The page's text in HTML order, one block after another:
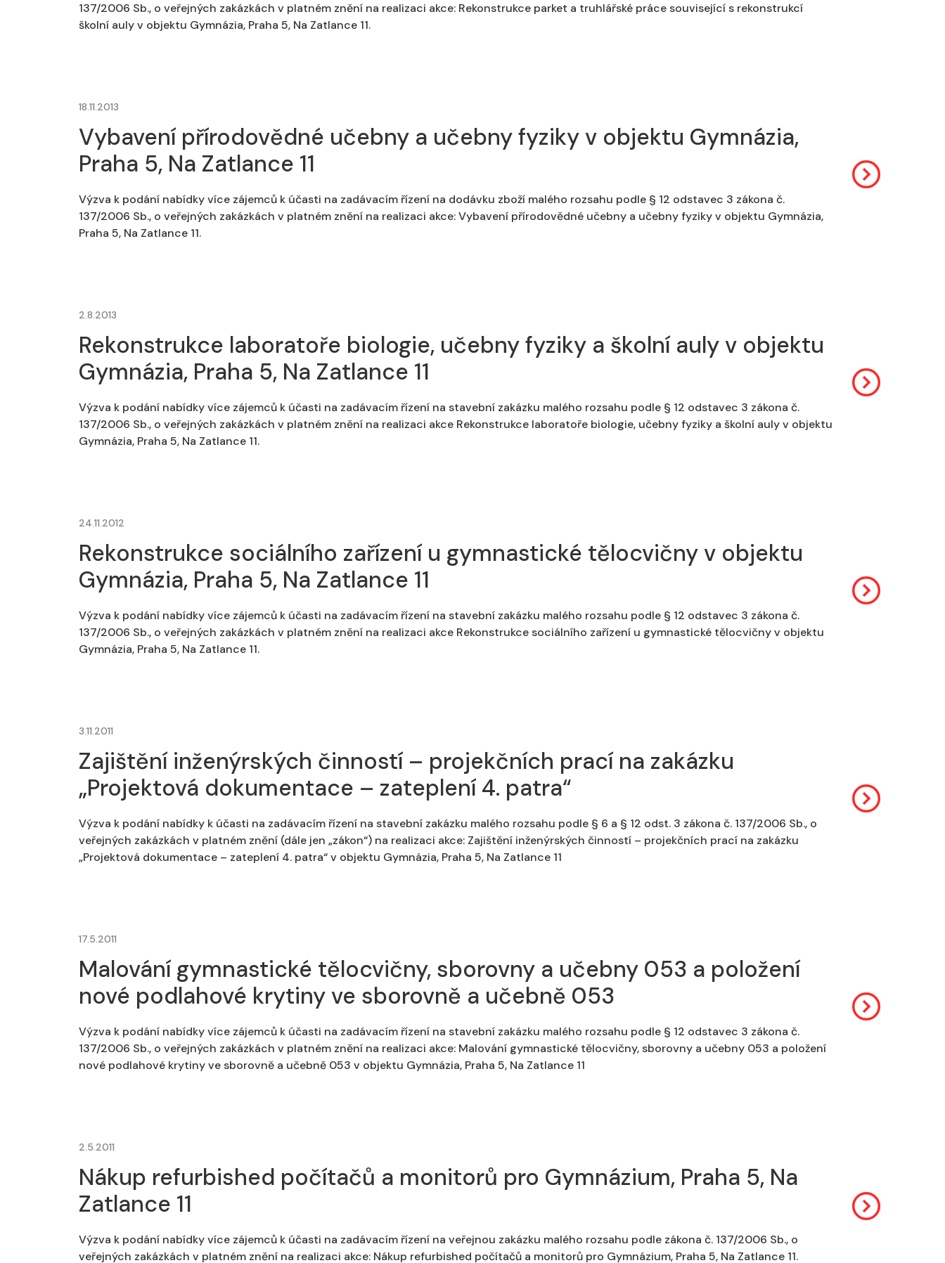
137/2006 Sb., o veřejných zakázkách v platném znění na realizaci akce: Rekonstrukce parket a truhlářské práce související s rekonstrukcí
školní auly v objektu Gymnázia, Praha 5, Na Zatlance 11.
18.11.2013
Vybavení přírodovědné učebny a učebny fyziky v objektu Gymnázia,
Praha 5, Na Zatlance 11
Výzva k podání nabídky více zájemců k účasti na zadávacím řízení na dodávku zboží malého rozsahu podle § 12 odstavec 3 zákona č.
137/2006 Sb., o veřejných zakázkách v platném znění na realizaci akce: Vybavení přírodovědné učebny a učebny fyziky v objektu Gymnázia,
Praha 5, Na Zatlance 11.
2.8.2013
Rekonstrukce laboratoře biologie, učebny fyziky a školní auly v objektu
Gymnázia, Praha 5, Na Zatlance 11
Výzva k podání nabídky více zájemců k účasti na zadávacím řízení na stavební zakázku malého rozsahu podle § 12 odstavec 3 zákona č.
137/2006 Sb., o veřejných zakázkách v platném znění na realizaci akce Rekonstrukce laboratoře biologie, učebny fyziky a školní auly v objektu
Gymnázia, Praha 5, Na Zatlance 11.
24.11.2012
Rekonstrukce sociálního zařízení u gymnastické tělocvičny v objektu
Gymnázia, Praha 5, Na Zatlance 11
Výzva k podání nabídky více zájemců k účasti na zadávacím řízení na stavební zakázku malého rozsahu podle § 12 odstavec 3 zákona č.
137/2006 Sb., o veřejných zakázkách v platném znění na realizaci akce Rekonstrukce sociálního zařízení u gymnastické tělocvičny v objektu
Gymnázia, Praha 5, Na Zatlance 11.
3.11.2011
Zajištění inženýrských činností – projekčních prací na zakázku
„Projektová dokumentace – zateplení 4. patra“
Výzva k podání nabídky k účasti na zadávacím řízení na stavební zakázku malého rozsahu podle § 6 a § 12 odst. 3 zákona č. 137/2006 Sb., o
veřejných zakázkách v platném znění (dále jen „zákon“) na realizaci akce: Zajištění inženýrských činností – projekčních prací na zakázku
„Projektová dokumentace – zateplení 4. patra“ v objektu Gymnázia, Praha 5, Na Zatlance 11
17.5.2011
Malování gymnastické tělocvičny, sborovny a učebny 053 a položení
nové podlahové krytiny ve sborovně a učebně 053
Výzva k podání nabídky více zájemců k účasti na zadávacím řízení na stavební zakázku malého rozsahu podle § 12 odstavec 3 zákona č.
137/2006 Sb., o veřejných zakázkách v platném znění na realizaci akce: Malování gymnastické tělocvičny, sborovny a učebny 053 a položení
nové podlahové krytiny ve sborovně a učebně 053 v objektu Gymnázia, Praha 5, Na Zatlance 11
2.5.2011
Nákup refurbished počítačů a monitorů pro Gymnázium, Praha 5, Na
Zatlance 11
Výzva k podání nabídky více zájemců k účasti na zadávacím řízení na veřejnou zakázku malého rozsahu podle zákona č. 137/2006 Sb., o
veřejných zakázkách v platném znění na realizaci akce: Nákup refurbished počítačů a monitorů pro Gymnázium, Praha 5, Na Zatlance 11.